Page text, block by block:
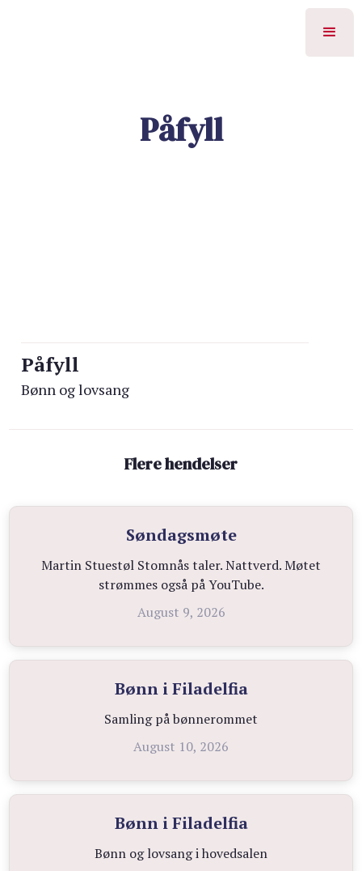
Påfyll
Påfyll
Bønn og lovsang
Flere hendelser
Søndagsmøte
Martin Stuestøl Stomnås taler. Nattverd. Møtet
strømmes også på YouTube.
August 9, 2026
Bønn i Filadelfia
Samling på bønnerommet
August 10, 2026
Bønn i Filadelfia
Bønn og lovsang i hovedsalen